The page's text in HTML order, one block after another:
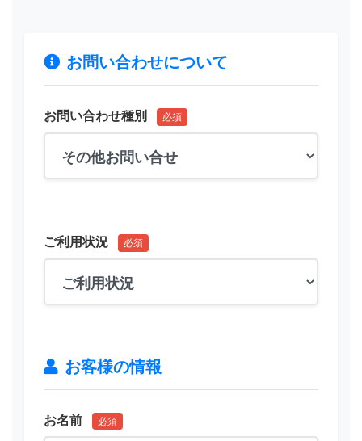
お問い合わせについて
お問い合わせ種別 必須
ご利用状況 必須
お客様の情報
お名前 必須